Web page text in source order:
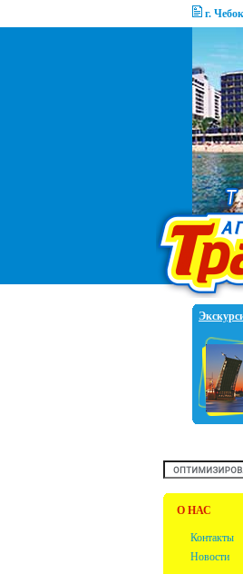
г.
О НАС
Контакты
Новости